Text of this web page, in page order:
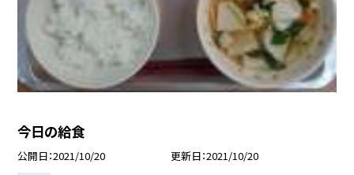
今日の給食
公開日 2021/10/20 更新日 2021/10/20